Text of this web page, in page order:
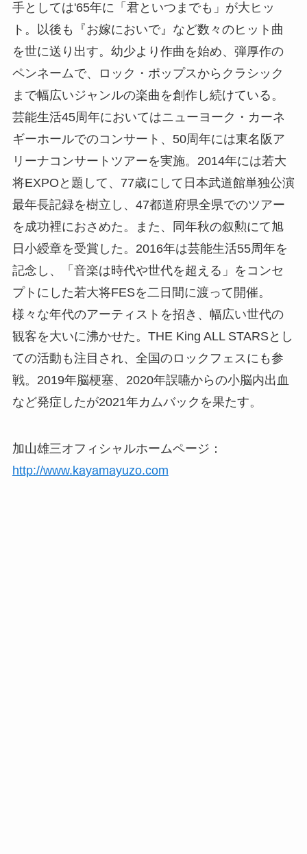
手としては'65年に「君といつまでも」が大ヒッ
ト。以後も『お嫁においで』など数々のヒット曲
を世に送り出す。幼少より作曲を始め、弾厚作の
ペンネームで、ロック・ポップスからクラシック
まで幅広いジャンルの楽曲を創作し続けている。
芸能生活45周年においてはニューヨーク・カーネ
ギーホールでのコンサート、50周年には東名阪ア
リーナコンサートツアーを実施。2014年には若大
将EXPOと題して、77歳にして日本武道館単独公演
最年長記録を樹立し、47都道府県全県でのツアー
を成功裡におさめた。また、同年秋の叙勲にて旭
日小綬章を受賞した。2016年は芸能生活55周年を
記念し、「音楽は時代や世代を超える」をコンセ
プトにした若大将FESを二日間に渡って開催。
様々な年代のアーティストを招き、幅広い世代の
観客を大いに沸かせた。THE King ALL STARSとし
ての活動も注目され、全国のロックフェスにも参
戦。2019年脳梗塞、2020年誤嚥からの小脳内出血
など発症したが2021年カムバックを果たす。
加山雄三オフィシャルホームページ：
http://www.kayamayuzo.com